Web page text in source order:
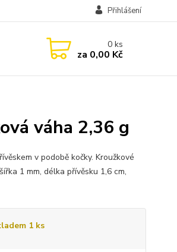
Přihlášení
0ks
za 0,00 Kč
váha 2,36 g
v podobě kočky. Kroužkové
1 mm, délka přívěsku 1,6 cm,
1 ks